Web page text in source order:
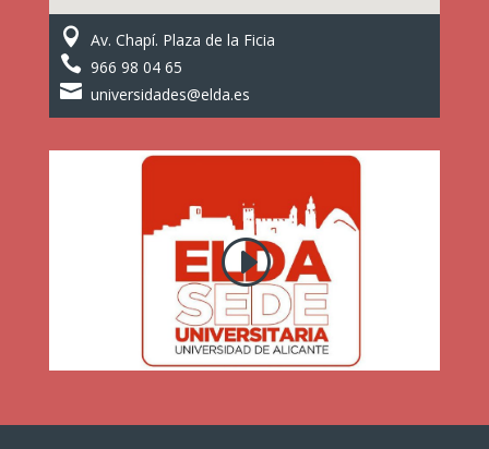
 Av. Chapí. Plaza de la Ficia
 966 98 04 65
universidades@elda.es